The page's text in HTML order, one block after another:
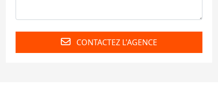
CONTACTEZ L'AGENCE